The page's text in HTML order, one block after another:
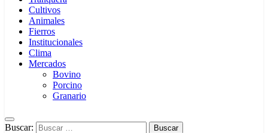
Cultivos
Animales
Fierros
Institucionales
Clima
Mercados
Bovino
Porcino
Granario
Buscar: